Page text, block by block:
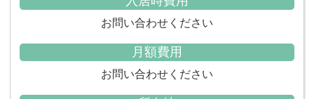
お問い合わせください
月額費用
お問い合わせください